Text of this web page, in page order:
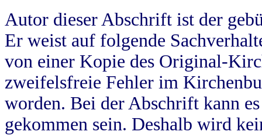
Autor dieser Abschrift ist der
Er weist auf folgende
von einer Kopie des Original-
zweifelsfreie Fehler im
worden. Bei der Abschrift kann
gekommen sein. Deshalb wird